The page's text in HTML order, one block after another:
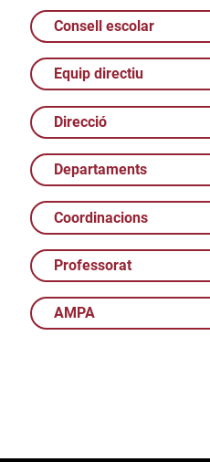
Consell escolar
Equip directiu
Direcció
Departaments
Coordinacions
Professorat
AMPA